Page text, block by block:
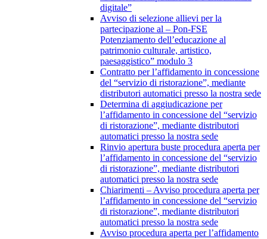
digitale”
Avviso di selezione allievi per la
partecipazione al – Pon-FSE
Potenziamento dell’educazione al
patrimonio culturale, artistico,
paesaggistico” modulo 3
Contratto per l’affidamento in concessione
del “servizio di ristorazione”, mediante
distributori automatici presso la nostra sede
Determina di aggiudicazione per
l’affidamento in concessione del “servizio
di ristorazione”, mediante distributori
automatici presso la nostra sede
Rinvio apertura buste procedura aperta per
l’affidamento in concessione del “servizio
di ristorazione”, mediante distributori
automatici presso la nostra sede
Chiarimenti – Avviso procedura aperta per
l’affidamento in concessione del “servizio
di ristorazione”, mediante distributori
automatici presso la nostra sede
Avviso procedura aperta per l’affidamento